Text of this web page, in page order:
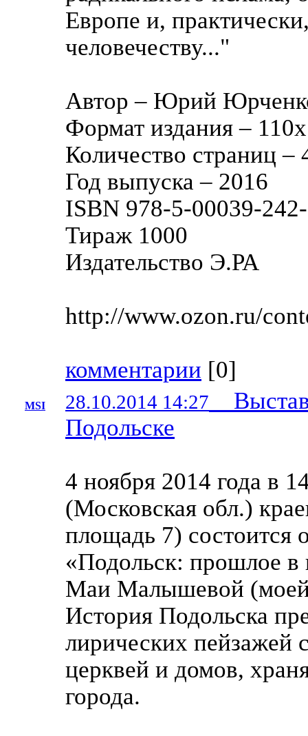
Европе и,
человечеству..."
Автор – Юрий
Формат издания –
Количество страниц –
Год выпуска – 2016
ISBN 978-5-00039-
Тираж 1000
Издательство Э.РА
http://www.ozon.ru/
комментарии [0]
MSI 28.10.2014 14:27
Подольске
4 ноября 2014 года в
(Московская обл.)
площадь 7) состоится
«Подольск: прошлое в
Маи Малышевой
История Подольска
лирических пейзажей
церквей и домов,
города.